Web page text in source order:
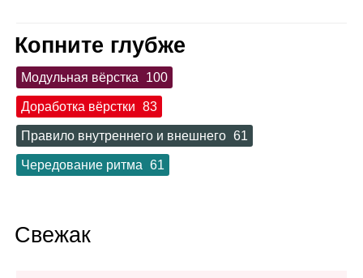
Копните глубже
Модульная вёрстка 100
Доработка вёрстки 83
Правило внутреннего и внешнего 61
Чередование ритма 61
Свежак